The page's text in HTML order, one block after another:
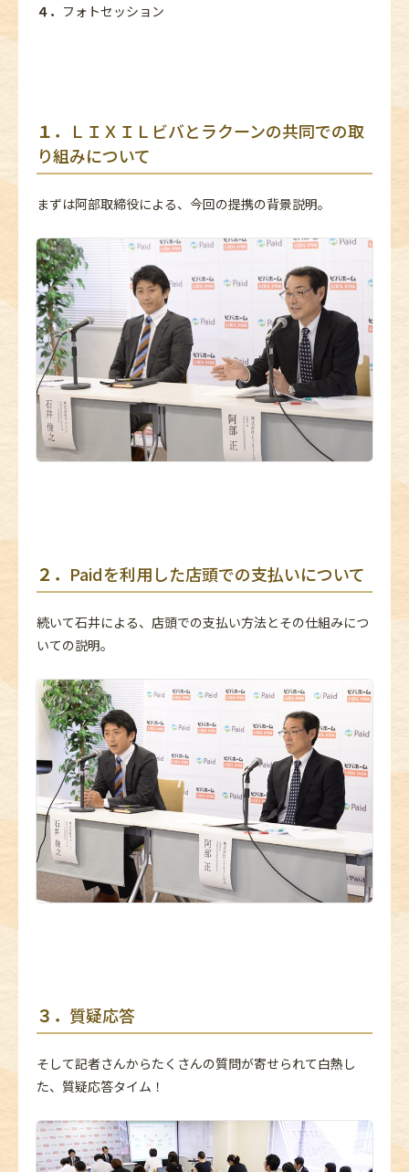
４． フォトセッション
１ ．
ＬＩＸＩＬビバとラクーンの共同での取
り組みについて
まずは阿部取締役による、今回の提携の背景説明。
２ ． Paidを利用した店頭での支払いについて
続いて石井による、店頭での支払い方法とその仕組みにつ
いての説明。
３． 質疑応答
そして記者さんからたくさんの質問が寄せられて白熱し
た、質疑応答タイム！